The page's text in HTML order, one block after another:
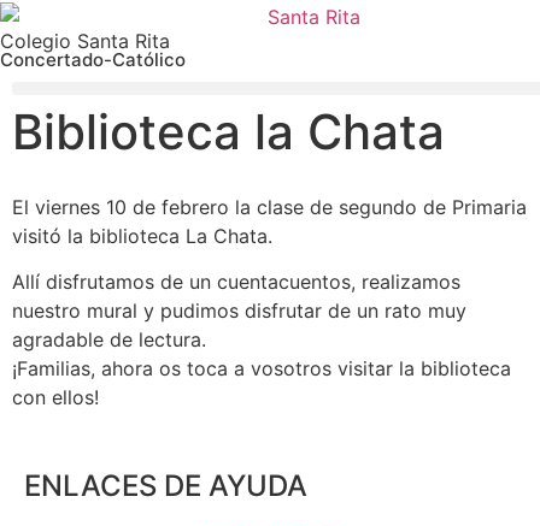
Colegio Santa Rita
Concertado-Católico
Biblioteca la Chata
El viernes 10 de febrero la clase de segundo de Primaria
visitó la biblioteca La Chata.
Allí disfrutamos de un cuentacuentos, realizamos
nuestro mural y pudimos disfrutar de un rato muy
agradable de lectura.
¡Familias, ahora os toca a vosotros visitar la biblioteca
con ellos!
ENLACES DE AYUDA